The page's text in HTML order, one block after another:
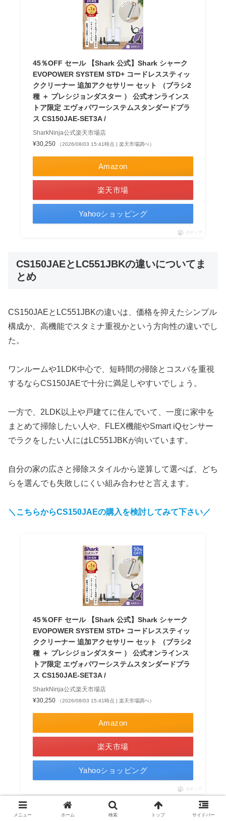
45％OFF セール 【Shark 公式】Shark シャーク
EVOPOWER SYSTEM STD+ コードレススティッ
ククリーナー 追加アクセサリー セット （ブラシ2
種 ＋ プレシジョンダスター ） 公式オンラインス
トア限定 エヴォパワーシステムスタンダードプラ
ス CS150JAE-SET3A /
SharkNinja公式楽天市場店
¥30,250
（2026/08/03 15:41時点 | 楽天市場調べ）
Amazon
楽天市場
Yahooショッピング
ポチップ
CS150JAEとLC551JBKの違いについてま
とめ
CS150JAEとLC551JBKの違いは、価格を抑えたシンプル
構成か、高機能でスタミナ重視かという方向性の違いでし
た。
ワンルームや1LDK中心で、短時間の掃除とコスパを重視
するならCS150JAEで十分に満足しやすいでしょう。
一方で、2LDK以上や戸建てに住んでいて、一度に家中を
まとめて掃除したい人や、FLEX機能やSmart iQセンサー
でラクをしたい人にはLC551JBKが向いています。
自分の家の広さと掃除スタイルから逆算して選べば、どち
らを選んでも失敗しにくい組み合わせと言えます。
＼こちらからCS150JAEの購入を検討してみて下さい／
45％OFF セール 【Shark 公式】Shark シャーク
EVOPOWER SYSTEM STD+ コードレススティッ
ククリーナー 追加アクセサリー セット （ブラシ2
種 ＋ プレシジョンダスター ） 公式オンラインス
トア限定 エヴォパワーシステムスタンダードプラ
ス CS150JAE-SET3A /
SharkNinja公式楽天市場店
¥30,250
（2026/08/03 15:41時点 | 楽天市場調べ）
Amazon
楽天市場
Yahooショッピング
ポチップ
＼こちらからLC551JBKの購入を検討してみて下さい／
メニュー ホーム 検索 トップ サイドバー